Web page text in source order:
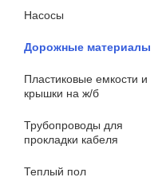
Насосы
Дорожные материалы
Пластиковые емкости и
крышки на ж/б
Трубопроводы для
прокладки кабеля
Теплый пол